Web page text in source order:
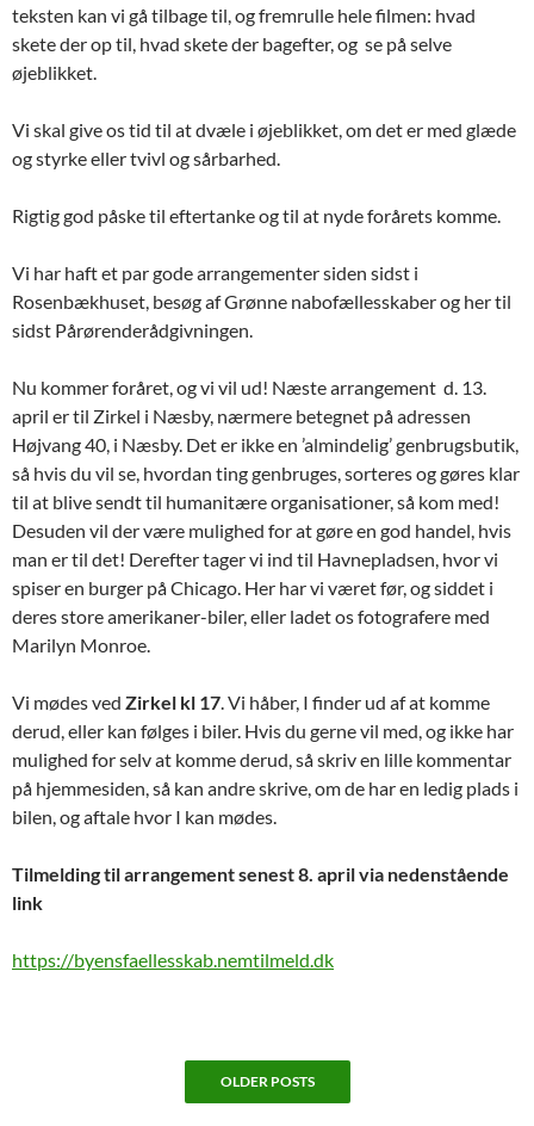
teksten kan vi gå tilbage til, og fremrulle hele filmen: hvad
skete der op til, hvad skete der bagefter, og se på selve
øjeblikket.
Vi skal give os tid til at dvæle i øjeblikket, om det er med glæde
og styrke eller tvivl og sårbarhed.
Rigtig god påske til eftertanke og til at nyde forårets komme.
Vi har haft et par gode arrangementer siden sidst i
Rosenbækhuset, besøg af Grønne nabofællesskaber og her til
sidst Pårørenderådgivningen.
Nu kommer foråret, og vi vil ud! Næste arrangement d. 13.
april er til Zirkel i Næsby, nærmere betegnet på adressen
Højvang 40, i Næsby. Det er ikke en ’almindelig’ genbrugsbutik,
så hvis du vil se, hvordan ting genbruges, sorteres og gøres klar
til at blive sendt til humanitære organisationer, så kom med!
Desuden vil der være mulighed for at gøre en god handel, hvis
man er til det! Derefter tager vi ind til Havnepladsen, hvor vi
spiser en burger på Chicago. Her har vi været før, og siddet i
deres store amerikaner-biler, eller ladet os fotografere med
Marilyn Monroe.
Vi mødes ved Zirkel kl 17. Vi håber, I finder ud af at komme
derud, eller kan følges i biler. Hvis du gerne vil med, og ikke har
mulighed for selv at komme derud, så skriv en lille kommentar
på hjemmesiden, så kan andre skrive, om de har en ledig plads i
bilen, og aftale hvor I kan mødes.
Tilmelding til arrangement senest 8. april via nedenstående
link
https://byensfaellesskab.nemtilmeld.dk
OLDER POSTS